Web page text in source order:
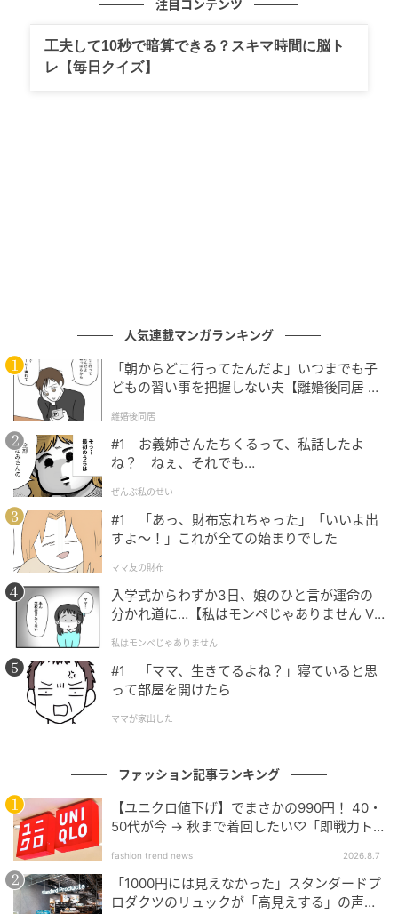
【オシャレ賢者③】スタイリスト・佐藤佳菜
子さん
黒は必要で買う色、ネイビーは推して買う色。地味色
でも、揃うほど大きなオーラに。自分に似合うと思え
る、大好きで特別な色です。
コーデ：一枚で品格が纏えて、「極上のワンツーコー
デが作れる」と大ヒットの〝威張り肩トップス〟は即
完の局地的名品。最近新調したというサンローランの
ン）スカーフ（エルメス）バッグ（シャネル）〝ほぼ
クロ〟見えのネイビーローファーは、自分のブランド
でコラボ。シューズ（Jalan Sriwijaya×boutique310）
ピアス（ボッテガ・ヴェネタ）リング（ショーメ）
注目コンテンツ
工夫して10秒で暗算できる？スキマ時間に脳ト
レ【毎日クイズ】
人気連載マンガランキング
「朝からどこ行ってたんだよ」いつまでも子
どもの習い事を把握しない夫【離婚後同居 Vo
離婚後同居
#1 お義姉さんたちくるって、私話したよ
ね？ ねぇ、それでも…
ぜんぶ私のせい
#1 「あっ、財布忘れちゃった」「いいよ出
すよ〜！」これが全ての始まりでした
ママ友の財布
入学式からわずか3日、娘のひと言が運命の
分かれ道に…【私はモンペじゃありません Vo
私はモンペじゃありません
#1 「ママ、生きてるよね？」寝ていると思
って部屋を開けたら
ママが家出した
ファッション記事ランキング
【ユニクロ値下げ】でまさかの990円！ 40・
50代が今 → 秋まで着回したい♡「即戦力ト
fashion trend news 2026.8.7
「1000円には見えなかった」スタンダードプ
ロダクツのリュックが「高見えする」の声。